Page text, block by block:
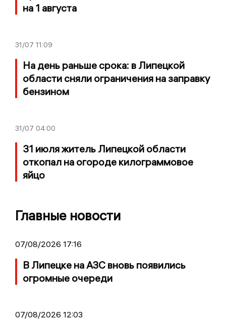
на 1 августа
31/07 11:09
На день раньше срока: в Липецкой
области сняли ограничения на заправку
бензином
31/07 04:00
31 июля житель Липецкой области
откопал на огороде килограммовое
яйцо
Главные новости
07/08/2026 17:16
В Липецке на АЗС вновь появились
огромные очереди
07/08/2026 12:03